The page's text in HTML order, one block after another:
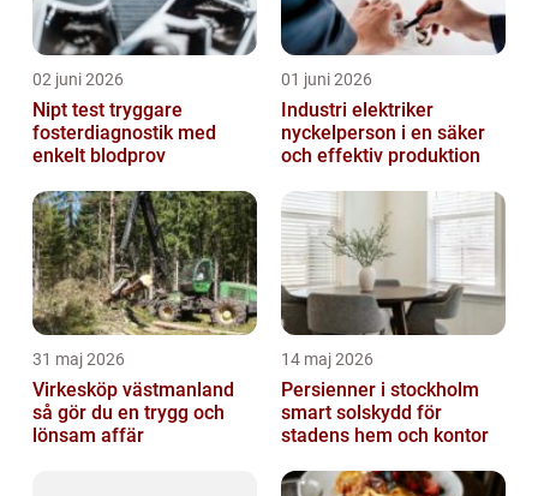
02 juni 2026
Nipt test tryggare
fosterdiagnostik med
enkelt blodprov
01 juni 2026
Industri elektriker
nyckelperson i en säker
och effektiv produktion
31 maj 2026
Virkesköp västmanland
så gör du en trygg och
lönsam affär
14 maj 2026
Persienner i stockholm
smart solskydd för
stadens hem och kontor